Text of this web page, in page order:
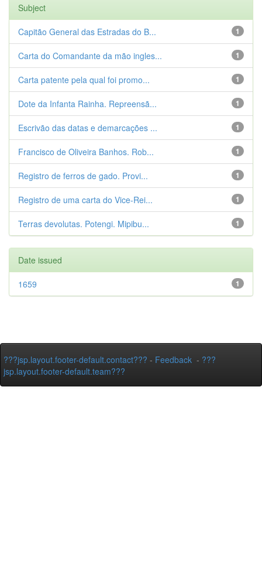
Subject
1
Capitão General das Estradas do B...
1
Carta do Comandante da mão ingles...
1
Carta patente pela qual foi promo...
1
Dote da Infanta Rainha. Repreensã...
1
Escrivão das datas e demarcações ...
1
Francisco de Oliveira Banhos. Rob...
1
Registro de ferros de gado. Provi...
1
Registro de uma carta do Vice-Rei...
1
Terras devolutas. Potengi. Mipibu...
Date issued
1
1659
???jsp.layout.footer-default.contact??? - Feedback - ???
jsp.layout.footer-default.team???